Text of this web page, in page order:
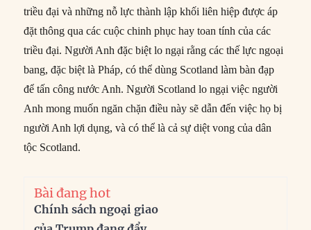
triều đại và những nỗ lực thành lập khối liên hiệp được áp
đặt thông qua các cuộc chinh phục hay toan tính của các
triều đại. Người Anh đặc biệt lo ngại rằng các thế lực ngoại
bang, đặc biệt là Pháp, có thể dùng Scotland làm bàn đạp
để tấn công nước Anh. Người Scotland lo ngại việc người
Anh mong muốn ngăn chặn điều này sẽ dẫn đến việc họ bị
người Anh lợi dụng, và có thể là cả sự diệt vong của dân
tộc Scotland.
Bài đang hot
Chính sách ngoại giao